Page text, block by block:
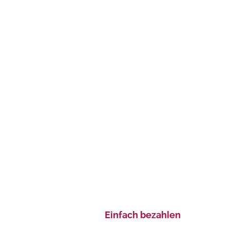
Einfach bezahlen